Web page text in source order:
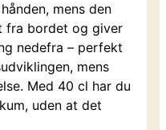
mens den
fra bordet og giver
nedefra – perfekt
mens
Med 40 cl har du
uden at det